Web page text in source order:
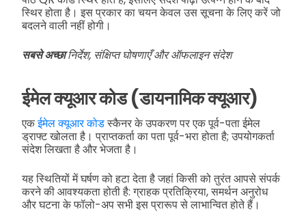
स्थिर होता है। इस प्रकार का चयन केवल उस सूचना के लिए करें जो
बदलने वाली नहीं होगी।
सबसे अच्छानिर्देश, संक्षिप्त घोषणाएँ और ऑफलाइन संदेश
ईमेल क्यूआर कोड (डायनामिक क्यूआर)
एकईमेल क्यूआर कोडस्कैनर के उपकरण पर एक पूर्व-पता ईमेल
ड्राफ्ट खोलता है। प्राप्तकर्ता का पता पूर्व-भरा होता है; उपयोगकर्ता
संदेश लिखता है और भेजता है।
यह स्थितियों में घर्षण को हटा देता है जहां किसी को तुरंत आपसे संपर्क
करने की आवश्यकता होती है: ग्राहक प्रतिक्रिया, समर्थन अनुरोध
और घटना के फॉलो-अप सभी इस प्रारूप से लाभान्वित होते हैं।